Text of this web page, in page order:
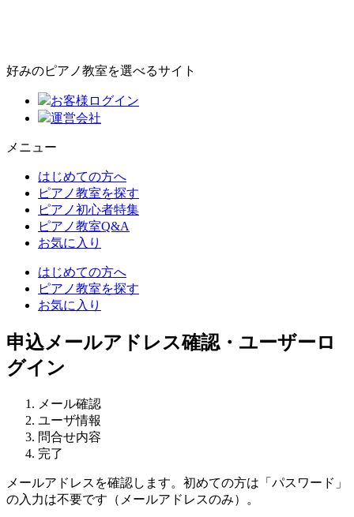
好みのピアノ教室を選べるサイト
お客様ログイン
運営会社
メニュー
はじめての方へ
ピアノ教室を探す
ピアノ初心者特集
ピアノ教室Q&A
お気に入り
はじめての方へ
ピアノ教室を探す
お気に入り
申込メールアドレス確認・ユーザーロ
グイン
メール確認
ユーザ情報
問合せ内容
完了
メールアドレスを確認します。初めての方は「パスワード」
の入力は不要です（メールアドレスのみ）。